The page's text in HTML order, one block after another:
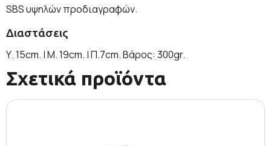
SBS υψηλών προδιαγραφών.
Διαστάσεις
Υ. 15cm. | Μ. 19cm. | Π.7cm. Βάρος: 300gr.
Σχετικά προϊόντα